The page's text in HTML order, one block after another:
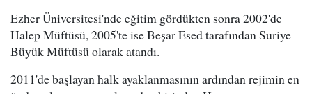
Ezher Üniversitesi'nde eğitim gördükten sonra 2002'de
Halep Müftüsü, 2005'te ise Beşar Esed tarafından Suriye
Büyük Müftüsü olarak atandı.
2011'de başlayan halk ayaklanmasının ardından rejimin en